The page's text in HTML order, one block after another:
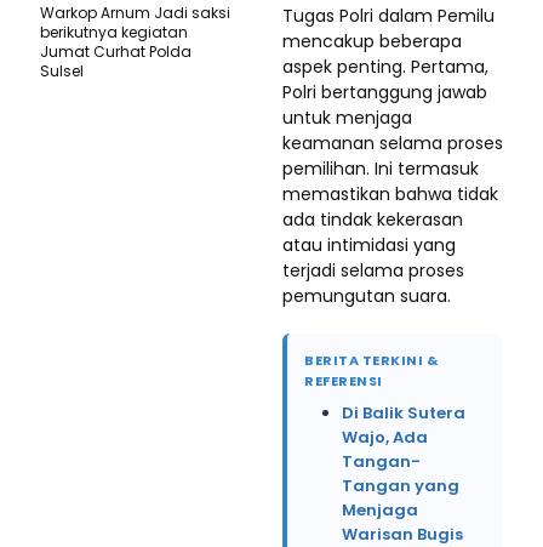
Tugas Polri dalam Pemilu
mencakup beberapa
aspek penting. Pertama,
Polri bertanggung jawab
untuk menjaga
keamanan selama proses
pemilihan. Ini termasuk
memastikan bahwa tidak
ada tindak kekerasan
atau intimidasi yang
terjadi selama proses
pemungutan suara.
BERITA TERKINI &
REFERENSI
Di Balik Sutera
Wajo, Ada
Tangan-
Tangan yang
Menjaga
Warisan Bugis
Warkop Arnum Jadi saksi
berikutnya kegiatan
Jumat Curhat Polda
Sulsel